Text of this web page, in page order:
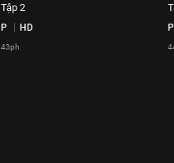
Tập 2
P HD
43ph
P